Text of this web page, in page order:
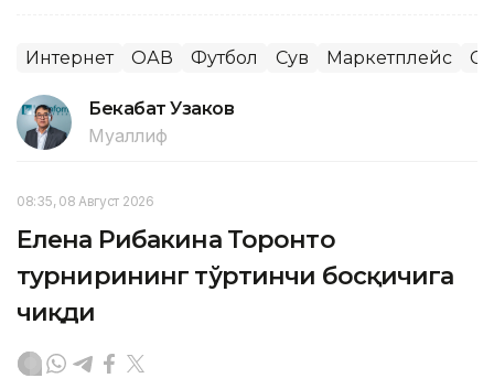
Интернет ОАВ Футбол Сув Маркетплейс
Бекабат Узаков
Муаллиф
08:35, 08 Август 2026
Елена Рибакина Торонто
турнирининг тўртинчи босқичига
чиқди